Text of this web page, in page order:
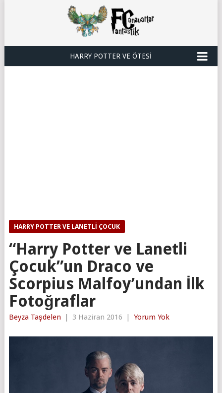
HARRY POTTER VE ÖTESI
HARRY POTTER VE LANETLI ÇOCUK
“Harry Potter ve Lanetli
Çocuk”un Draco ve
Scorpius Malfoy’undan İlk
Fotoğraflar
Beyza Taşdelen | 3 Haziran 2016 | Yorum Yok